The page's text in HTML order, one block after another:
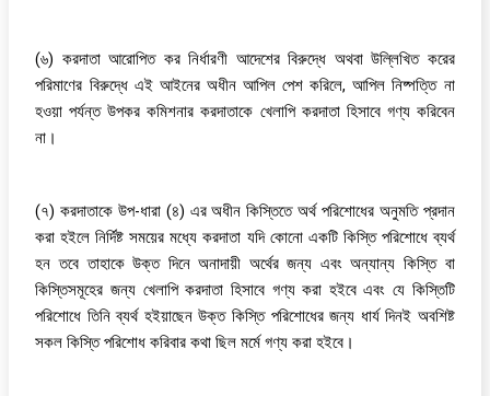
(৬) করদাতা আরোপিত কর নির্ধারণী আদেশের বিরুদ্ধে অথবা উল্লিখিত করের
পরিমাণের বিরুদ্ধে এই আইনের অধীন আপিল পেশ করিলে, আপিল নিষ্পত্তি না
হওয়া পর্যন্ত উপকর কমিশনার করদাতাকে খেলাপি করদাতা হিসাবে গণ্য করিবেন
না।
(৭) করদাতাকে উপ-ধারা (৪) এর অধীন কিস্তিতে অর্থ পরিশোধের অনুমতি প্রদান
করা হইলে নির্দিষ্ট সময়ের মধ্যে করদাতা যদি কোনো একটি কিস্তি পরিশোধে ব্যর্থ
হন তবে তাহাকে উক্ত দিনে অনাদায়ী অর্থের জন্য এবং অন্যান্য কিস্তি বা
কিস্তিসমূহের জন্য খেলাপি করদাতা হিসাবে গণ্য করা হইবে এবং যে কিস্তিটি
পরিশোধে তিনি ব্যর্থ হইয়াছেন উক্ত কিস্তি পরিশোধের জন্য ধার্য দিনই অবশিষ্ট
সকল কিস্তি পরিশোধ করিবার কথা ছিল মর্মে গণ্য করা হইবে।